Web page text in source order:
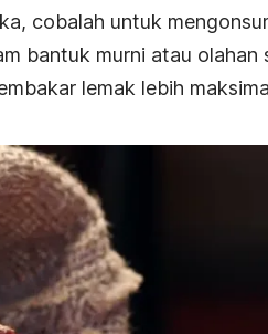
cobalah untuk
bantuk murni atau olahan
lemak lebih